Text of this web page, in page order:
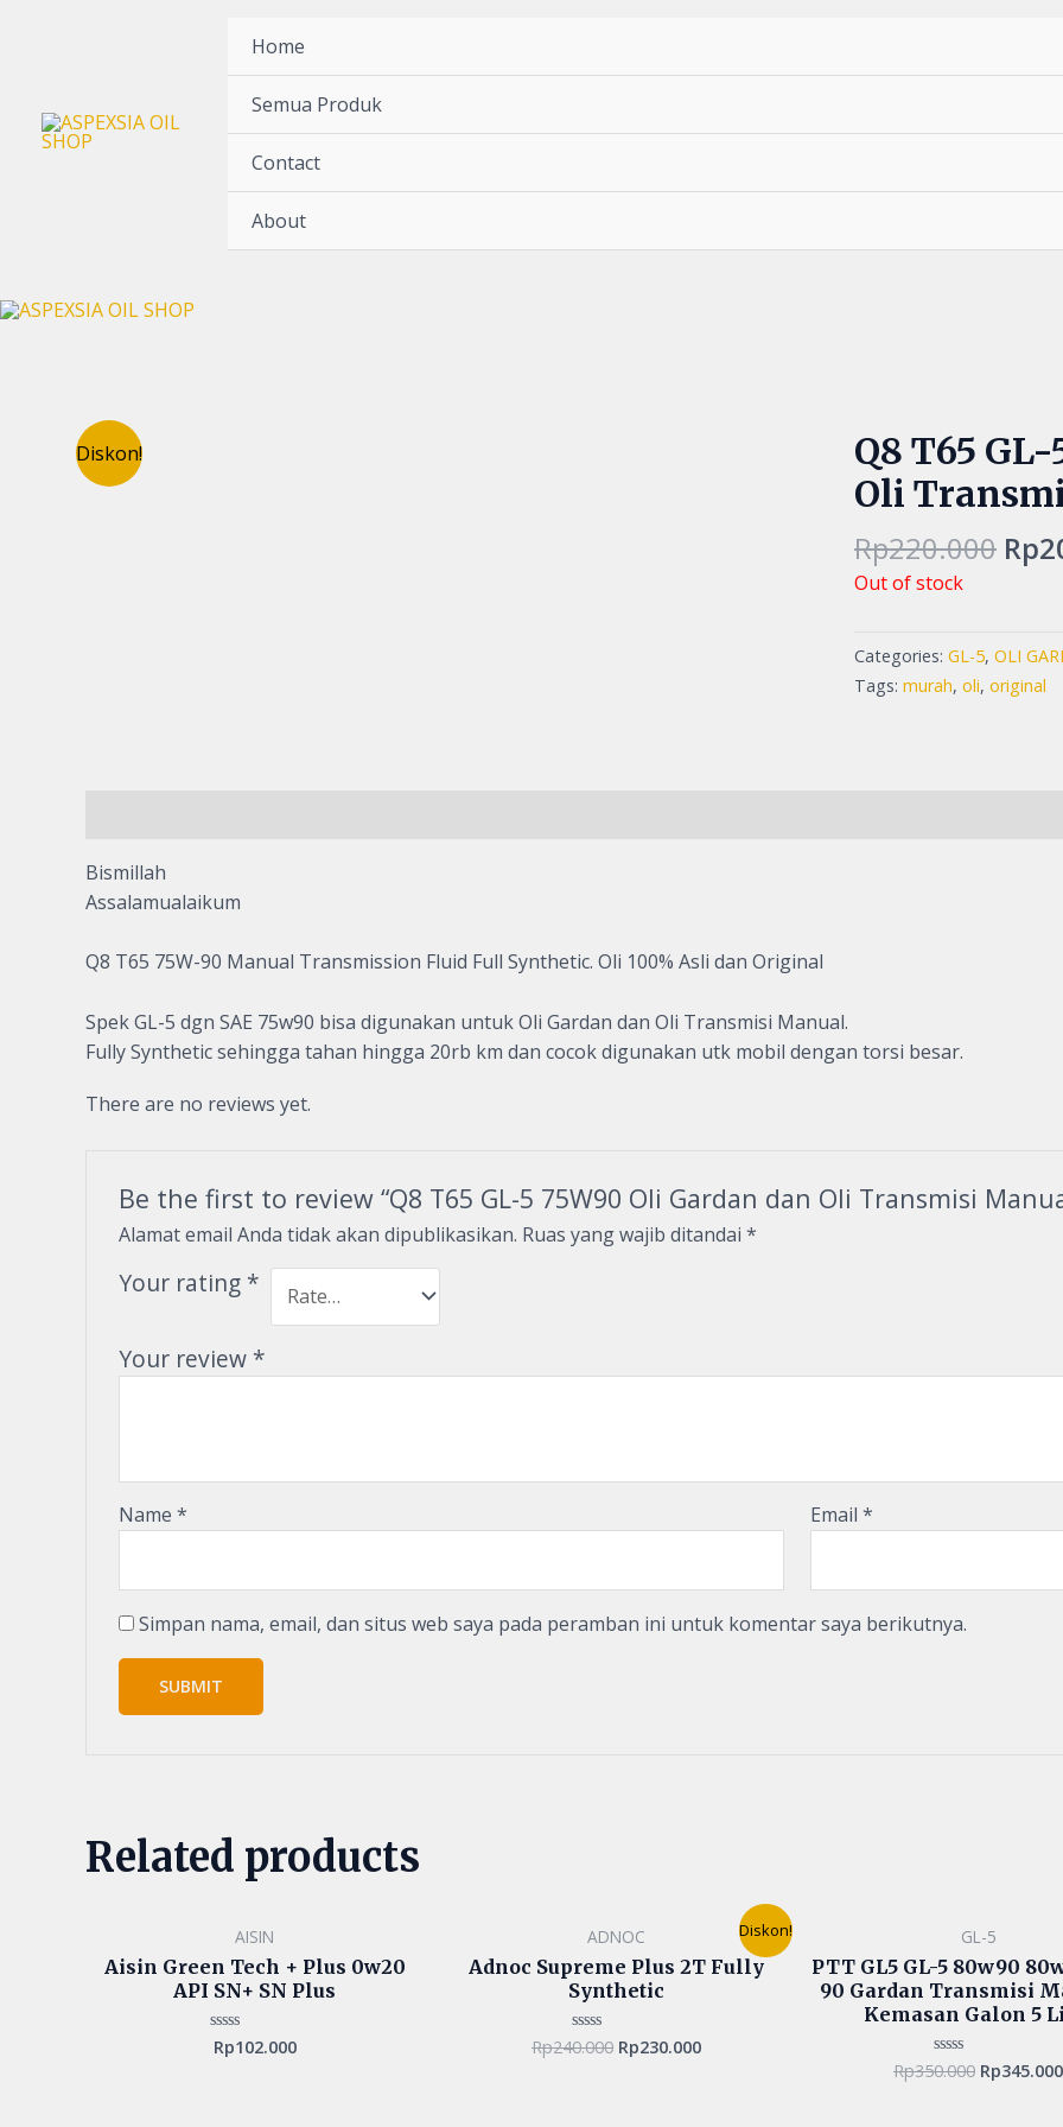
Home
Semua Produk
Contact
About
Diskon!
Q8 T65
Oli
Rp220.000
was:
Rp
Out of stock
Categories: GL-5, OLI
Tags: murah, oli, original
Bismillah
Assalamualaikum
Q8 T65 75W-90 Manual Transmission Fluid Full Synthetic. Oli 100% Asli dan Original
Spek GL-5 dgn SAE 75w90 bisa digunakan untuk Oli Gardan dan Oli Transmisi Manual.
Fully Synthetic sehingga tahan hingga 20rb km dan cocok digunakan utk mobil dengan torsi besar.
There are no reviews yet.
Be the first to review “Q8 T65 GL-5 75W90 Oli Gardan dan Oli Transmisi
Alamat email Anda tidak akan dipublikasikan. Ruas yang wajib ditandai *
Your rating *
Your review *
Name * Email*
Simpan nama, email, dan situs web saya pada peramban ini untuk komentar saya berikutnya.
Related products
AISIN
Aisin Green Tech + Plus 0w20
API SN+ SN Plus
Rated
Rp102.000
Diskon!
ADNOC
Adnoc Supreme Plus 2T Fully
Synthetic
Rated
Rp240.000
price
was:
Rp240.000.
Rp230.000
Current
price
is:
Rp230.000.
GL-5
PTT GL5 GL-5 80w90
90 Gardan Transmisi
Kemasan Galon 5
Rated
Rp350.000
price
was:
Rp345.000